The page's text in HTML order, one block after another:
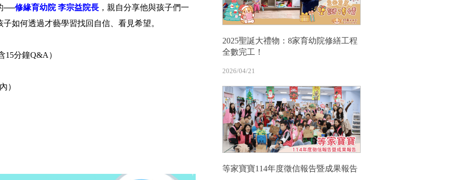
──修緣育幼院 李宗益院長 ，親自分享他與孩子們一
如何透過才藝學習找回自信、看見希望。
15分鐘Q&A）
）
2025聖誕大禮物：8家育幼院修繕工程
全數完工！
2026/04/21
等家寶寶114年度徵信報告暨成果報告